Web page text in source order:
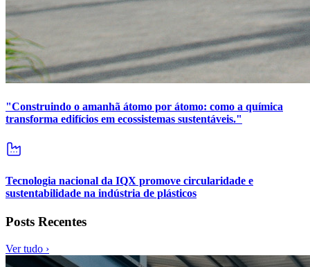
"Construindo o amanhã átomo por átomo: como a química
transforma edifícios em ecossistemas sustentáveis."
Tecnologia nacional da IQX promove circularidade e
sustentabilidade na indústria de plásticos
Posts Recentes
Ver tudo ›